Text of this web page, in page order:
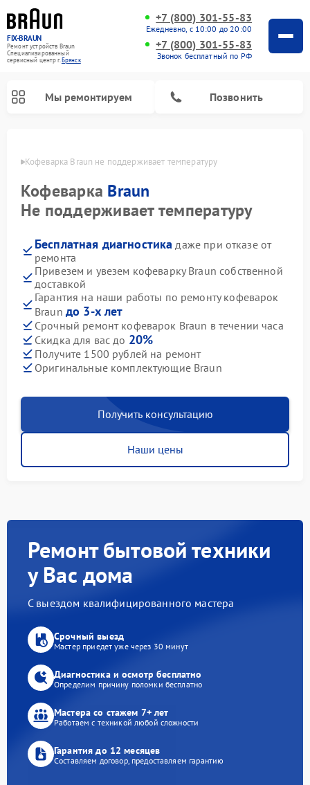
FIX-BRAUN
Ремонт устройств Braun
Специализированный
cервисный центр г.Брянск
+7 (800) 301-55-83
Ежедневно, с 10:00 до 20:00
+7 (800) 301-55-83
Звонок бесплатный по РФ
Мы ремонтируем Позвонить
Кофеварка Braun не поддерживает температуру
Кофеварка Braun
Не поддерживает температуру
Бесплатная диагностика даже при отказе от
ремонта
Привезем и увезем кофеварку Braun собственной
доставкой
Гарантия на наши работы по ремонту кофеварок
Braun до 3-х лет
Срочный ремонт кофеварок Braun в течении часа
Скидка для вас до 20%
Получите 1500 рублей на ремонт
Оригинальные комплектующие Braun
Получить консультацию
Наши цены
Ремонт бытовой техники
у Вас дома
С выездом квалифицированного мастера
Срочный выезд
Мастер приедет уже через 30 минут
Диагностика и осмотр бесплатно
Определим причину поломки бесплатно
Мастера со стажем 7+ лет
Работаем с техникой любой сложности
Гарантия до 12 месяцев
Составляем договор, предоставляем гарантию